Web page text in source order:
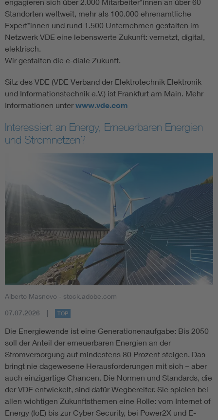
engagieren sich über 2.000 Mitarbeiter*innen an über 60
Standorten weltweit, mehr als 100.000 ehrenamtliche
Expert*innen und rund 1.500 Unternehmen gestalten im
Netzwerk VDE eine lebenswerte Zukunft: vernetzt, digital,
elektrisch.
Wir gestalten die e-diale Zukunft.
Sitz des VDE (VDE Verband der Elektrotechnik Elektronik
und Informationstechnik e.V.) ist Frankfurt am Main. Mehr
Informationen unterwww.vde.com
Interessiert an Energy, Erneuerbaren Energien
und Stromnetzen?
Alberto Masnovo - stock.adobe.com
07.07.2026 TOP
Die Energiewende ist eine Generationenaufgabe: Bis 2050
soll der Anteil der erneuerbaren Energien an der
Stromversorgung auf mindestens 80 Prozent steigen. Das
bringt nie dagewesene Herausforderungen mit sich – aber
auch einzigartige Chancen. Die Normen und Standards, die
der VDE entwickelt, sind dafür Wegbereiter. Sie spielen bei
allen wichtigen Zukunftsthemen eine Rolle: vom Internet of
Energy (IoE) bis zur Cyber Security, bei Power2X und E-